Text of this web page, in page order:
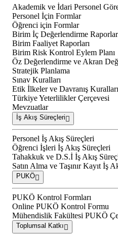
Akademik ve İdari Personel
Personel İçin Formlar
Öğrenci için Formlar
Birim İç Değerlendirme
Birim Faaliyet Raporları
Birim Risk Kontrol Eylem Planı
Öz Değerlendirme ve Akran
Stratejik Planlama
Sınav Kuralları
Etik İlkeler ve Davranış Kuralları
Türkiye Yeterlilikler Çerçevesi
Mevzuatlar
İş Akış Süreçleri
Personel İş Akış Süreçleri
Öğrenci İşleri İş Akış Süreçleri
Tahakkuk ve D.S.İ İş Akış
Satın Alma ve Taşınır Kayıt İş
PUKÖ
PUKÖ Kontrol Formları
Online PUKÖ Kontrol Formu
Mühendislik Fakültesi PUKÖ
Toplumsal Katkı